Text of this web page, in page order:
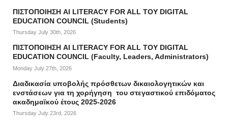
ΠΙΣΤΟΠΟΙΗΣΗ AI LITERACY FOR ALL ΤΟΥ DIGITAL
EDUCATION COUNCIL (Students)
Thursday July 30th, 2026
ΠΙΣΤΟΠΟΙΗΣΗ AI LITERACY FOR ALL ΤΟΥ DIGITAL
EDUCATION COUNCIL (Faculty, Leaders, Administrators)
Monday July 27th, 2026
Διαδικασία υποβολής πρόσθετων δικαιολογητικών και
ενστάσεων για τη χορήγηση του στεγαστικού επιδόματος
ακαδημαϊκού έτους 2025-2026
Thursday July 23rd, 2026